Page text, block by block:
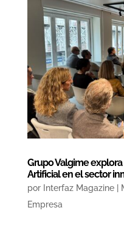
Grupo Valgime
Artificial en el sector
por Interfaz Magazine|
Empresa